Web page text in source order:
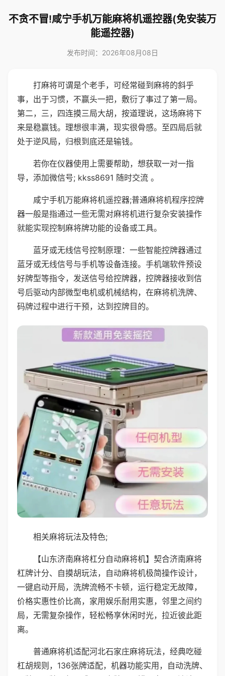
不贪不冒!咸宁手机万能麻将机遥控器(免安装万
能遥控器)
发布时间：2026年08月08日
打麻将可谓是个老手，可经常碰到麻将的斜乎
事，出于习惯，不赢头一把，敷衍了事过了第一局。
第二，三，四连摸三局大胡，按道理说，这场麻将下
来是稳赢钱。理想很丰满，现实很骨感。至四局后就
处于逆风局，归根到底还是输钱。
若你在仪器使用上需要帮助，想获取一对一指
导，添加微信号; kkss8691 随时交流 。
咸宁手机万能麻将机遥控器;普通麻将机程序控牌
器一般是指通过一些无需对麻将机进行复杂安装操作
就能实现控制麻将牌功能的设备或工具。
蓝牙或无线信号控制原理：一些智能控牌器通过
蓝牙或无线信号与手机等设备连接。手机端软件预设
好牌型等指令，发送信号给控牌器，控牌器接收到信
号后驱动内部微型电机或机械结构，在麻将机洗牌、
码牌过程中进行干预，达到控牌目的。
相关麻将玩法及特色;
【山东济南麻将杠分自动麻将机】契合济南麻将
杠牌计分、自摸胡玩法，自动麻将机极简操作设计，
一键启动开局，洗牌流畅不卡顿，运行稳定无故障，
价格实惠性价比高，家用娱乐耐用实惠，邻里之间约
局，无需复杂操作，轻松畅享休闲时光，拉近彼此距
离。
普通麻将机适配河北石家庄麻将玩法，经典吃碰
杠胡规则，136张牌适配，机器功能实用，自动洗牌、